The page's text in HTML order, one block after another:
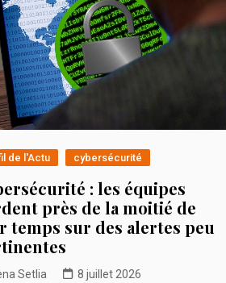
de l'Actu cybersécurité
: les équipes
près de la moitié de
temps sur des alertes peu
Setlia 8 juillet 2026